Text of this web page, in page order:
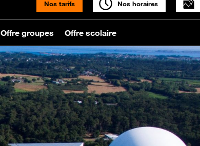
Nos tarifs Nos horaires
Offre groupes Offre scolaire